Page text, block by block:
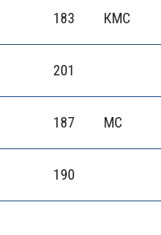
183 КМС
201
187 МС
190